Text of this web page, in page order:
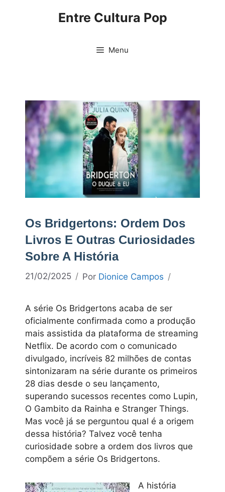
Entre Cultura Pop
Menu
Os Bridgertons: Ordem Dos
Livros E Outras Curiosidades
Sobre A História
21/02/2025 Por Dionice Campos
A série Os Bridgertons acaba de ser
oficialmente confirmada como a produção
mais assistida da plataforma de streaming
Netflix. De acordo com o comunicado
divulgado, incríveis 82 milhões de contas
sintonizaram na série durante os primeiros
28 dias desde o seu lançamento,
superando sucessos recentes como Lupin,
O Gambito da Rainha e Stranger Things.
Mas você já se perguntou qual é a origem
dessa história? Talvez você tenha
curiosidade sobre a ordem dos livros que
compõem a série Os Bridgertons.
A história